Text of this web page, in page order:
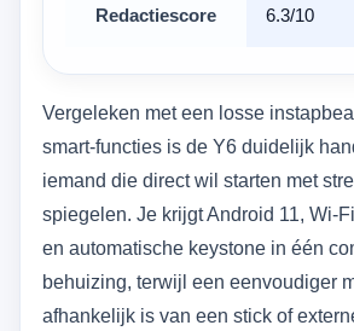
Redactiescore 6.3/10
Vergeleken met een losse
smart-functies is de Y6 duidelijk
iemand die direct wil starten met
spiegelen. Je krijgt Android 11,
en automatische keystone in één
behuizing, terwijl een eenvoudiger
afhankelijk is van een stick of